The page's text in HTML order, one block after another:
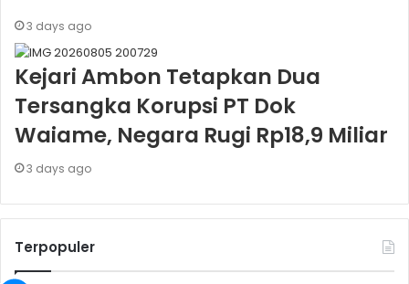
3 days ago
Kejari Ambon Tetapkan Dua
Tersangka Korupsi PT Dok
Waiame, Negara Rugi Rp18,9 Miliar
3 days ago
Terpopuler